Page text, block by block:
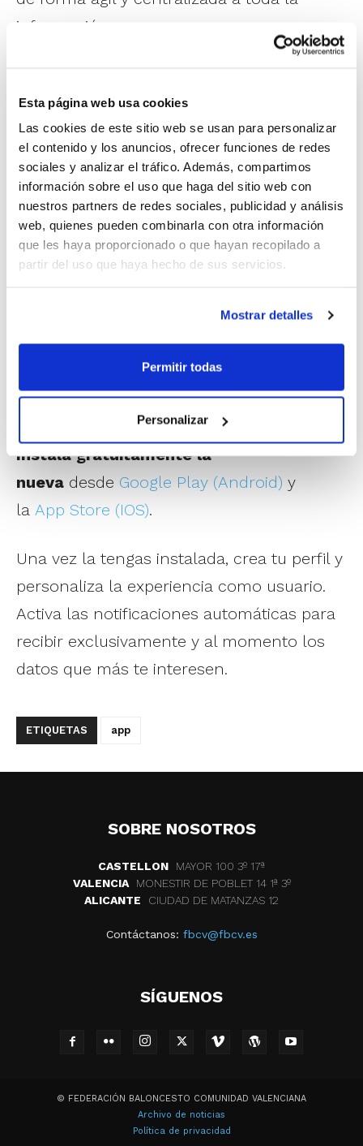
Esta página web usa cookies
Las cookies de este sitio web se usan para personalizar
el contenido y los anuncios, ofrecer funciones de redes
sociales y analizar el tráfico. Además, compartimos
información sobre el uso que haga del sitio web con
nuestros partners de redes sociales, publicidad y análisis
web, quienes pueden combinarla con otra información
que les haya proporcionado o que hayan recopilado a
partir del uso que haya hecho de sus servicios.
Mostrar detalles
Permitir todas
Personalizar
información.
en torno a 1.000 partidos de baloncesto se
celebran en un mismo fin de semana en la
Comunitat Valenciana. Y con la App,
tendrás la oportunidad de seguir en vivo
aquellos que más te interesen, accediendo
al instante a todos los datos que va
generando el acta digital. Unos datos que
. ¡Prepara tu encuentro con
toda la información a tu alcance!
La antigua App ha dejado de funcionar.
Si la tenías instalada, debes eliminarla.
Instala gratuitamente la
nueva desde Google Play (Android) y
la App Store (IOS).
Una vez la tengas instalada, crea tu perfil y
personaliza la experiencia como usuario.
Activa las notificaciones automáticas para
recibir exclusivamente y al momento los
datos que más te interesen.
ETIQUETAS app
SOBRE NOSOTROS
CASTELLON
MAYOR 100 3º 17ª
VALENCIA
MONESTIR DE POBLET 14 1ª 3º
ALICANTE
CIUDAD DE MATANZAS 12
Contáctanos: fbcv@fbcv.es
SÍGUENOS
© FEDERACIÓN BALONCESTO COMUNIDAD VALENCIANA
Archivo de noticias
Política de privacidad